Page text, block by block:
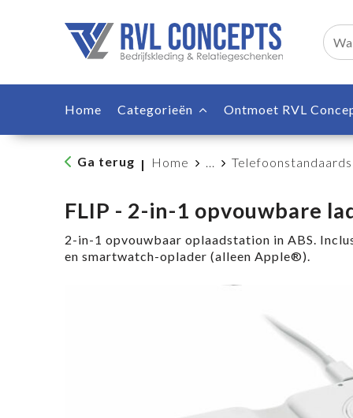
Home Categorieën Ontmoet RVL
Ga terug | Home ...
FLIP - 2-in-1 opvouwbare
2-in-1 opvouwbaar oplaadstation in ABS.
en smartwatch-oplader (alleen Apple®).